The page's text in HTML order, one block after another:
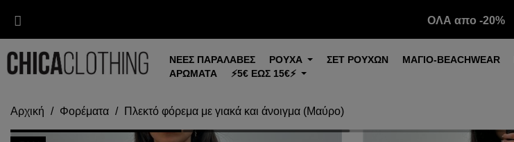
ΟΛΑ απο -20%
ΝΕΕΣ ΠΑΡΑΛΑΒΕΣ ΡΟΥΧΑ ΣΕΤ ΡΟΥΧΩΝ ΜΑΓΙΟ-BEACHWEAR
ΑΡΩΜΑΤΑ
⚡5€ ΕΩΣ 15€⚡
Αρχική Φορέματα Πλεκτό φόρεμα με γιακά και άνοιγμα (Μαύρο)